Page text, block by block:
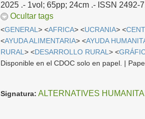
2025 .- 1vol; 65pp; 24cm .- ISSN 2492-
Ocultar tags
<GENERAL> <AFRICA> <UCRANIA> <
<AYUDA ALIMENTARIA> <AYUDA
RURAL> <DESARROLLO RURAL> <
Disponible en el CDOC solo en papel. |
Signatura: ALTERNATIVES